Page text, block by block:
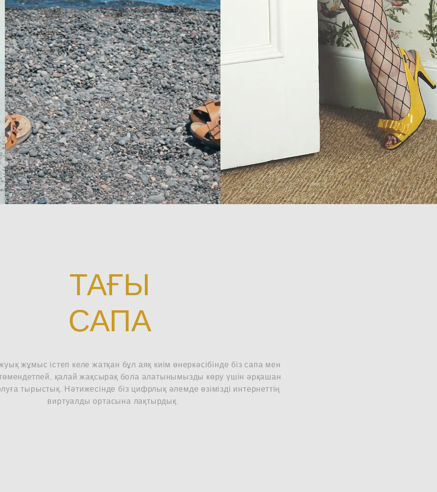
ТАҒЫ
САПА
жұмыс істеп келе жатқан бұл аяқ киім өнеркәсібінде біз сапа мен
қалай жақсырақ бола алатынымызды көру үшін әрқашан
тырыстық. Нәтижесінде біз цифрлық әлемде өзімізді интернеттің
виртуалды ортасына лақтырдық.